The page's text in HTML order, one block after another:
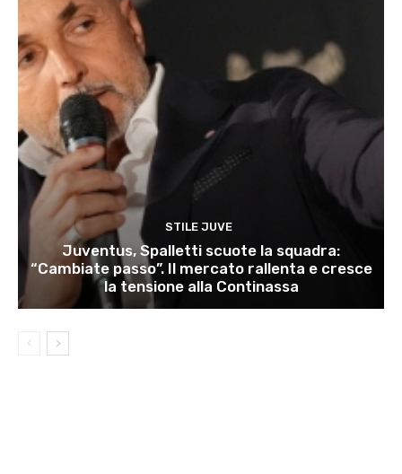
STILE JUVE
Juventus, Spalletti scuote la squadra:
“Cambiate passo”. Il mercato rallenta e cresce
la tensione alla Continassa